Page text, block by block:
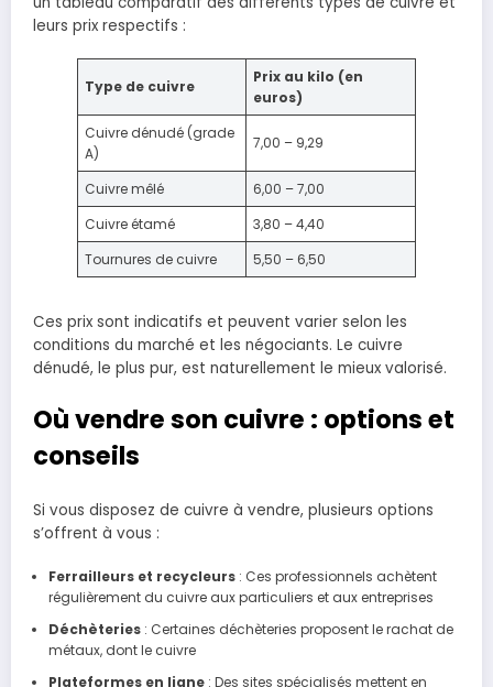
leurs prix respectifs :
Type de cuivre
Prix au kilo (en
euros)
Cuivre dénudé (grade
A)
7,00 – 9,29
Cuivre mêlé
6,00 – 7,00
Cuivre étamé
3,80 – 4,40
Tournures de cuivre
5,50 – 6,50
Ces prix sont indicatifs et peuvent varier selon les
conditions du marché et les négociants. Le cuivre
dénudé, le plus pur, est naturellement le mieux valorisé.
Où vendre son cuivre : options et
conseils
Si vous disposez de cuivre à vendre, plusieurs options
s’offrent à vous :
Ferrailleurs et recycleurs: Ces professionnels achètent
régulièrement du cuivre aux particuliers et aux entreprises
Déchèteries: Certaines déchèteries proposent le rachat de
métaux, dont le cuivre
Plateformes en ligne: Des sites spécialisés mettent en